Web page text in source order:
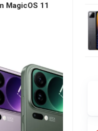
MagicOS 11